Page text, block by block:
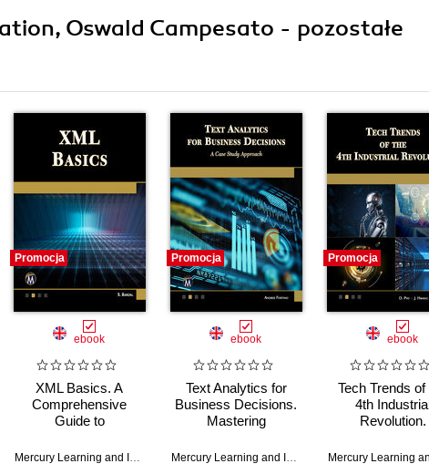
Oswald Campesato - pozostałe
,Marcus Goncalves
Promocja
ebook
XML Basics. A
Comprehensive
Guide to
Implementing XML
,S. Banzal
Promocja
ebook
Text Analytics for
Business Decisions.
Mastering
Insightful Data
,Andres Fortino
Promocja
ebook
Tech Trends of
4th
Revolution.
of Technology